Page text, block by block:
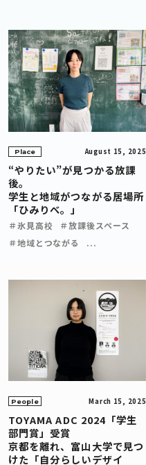
Place August 15, 2025
“やりたい”が見つかる放課
後。
学生と地域がつながる居場所
「ひみりべ。」
＃氷見高校
＃放課後スペース
＃地域とつながる
...
People March 15, 2025
TOYAMA ADC 2024「学生
部門賞」受賞
京都を離れ、富山大学で見つ
けた「自分らしいデザイ